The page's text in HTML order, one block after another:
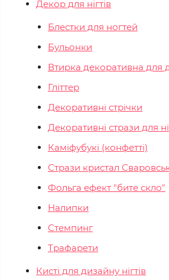
Декор для нігтів
Блестки для ногтей
Бульонки
Втирка декоративна для
Гліттер
Декоративні стрічки
Декоративні стрази для
Каміфубукі (конфетті)
Стрази кристал
Фольга ефект "бите скло"
Налипки
Стемпинг
Трафарети
Кисті для дизайну нігтів